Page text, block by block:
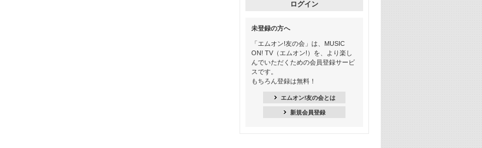
Official髭男dism特集
よりぬき! この夏聴きたい! サマーソン
グメドレー【歌詞入り】
21:00
季節を感じよう! シーズンソング特集
-8月編-【歌詞入り】
ージックビデオ特集
ログイン
未登録の方へ
「エムオン!友の会」は、MUSIC
ON! TV（エムオン!）を、より楽し
んでいただくための会員登録サービ
スです。
もちろん登録は無料！
エムオン!友の会とは
新規会員登録